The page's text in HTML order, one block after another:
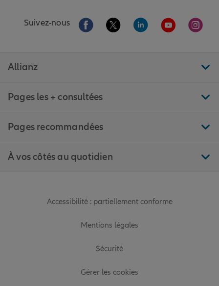
Suivez-nous Aller sur la page Facebook de Allianz
Aller sur la page Twitter de
Aller sur la page
Aller sur la
Aller
Allianz
Pages les + consultées
Pages recommandées
À vos côtés au quotidien
Accessibilité : partiellement conforme
Mentions légales
Sécurité
Gérer les cookies